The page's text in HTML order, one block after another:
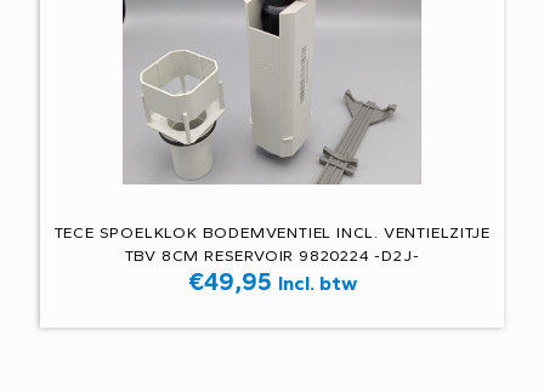
TECE SPOELKLOK BODEMVENTIEL INCL. VENTIELZITJE
TBV 8CM RESERVOIR 9820224 -D2J-
€49,95 Incl. btw